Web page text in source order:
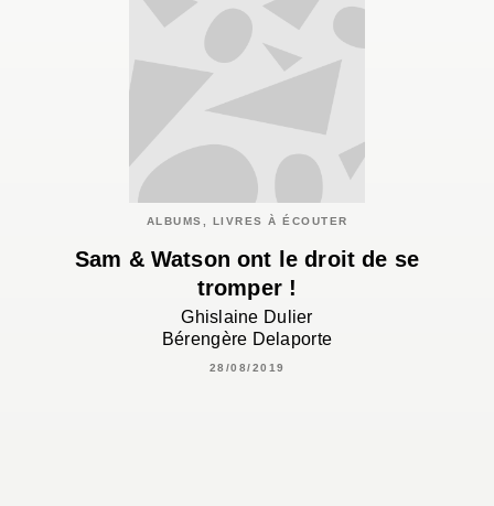
ALBUMS, LIVRES À ÉCOUTER
Sam & Watson ont le droit de se
tromper !
Ghislaine Dulier
Bérengère Delaporte
28/08/2019